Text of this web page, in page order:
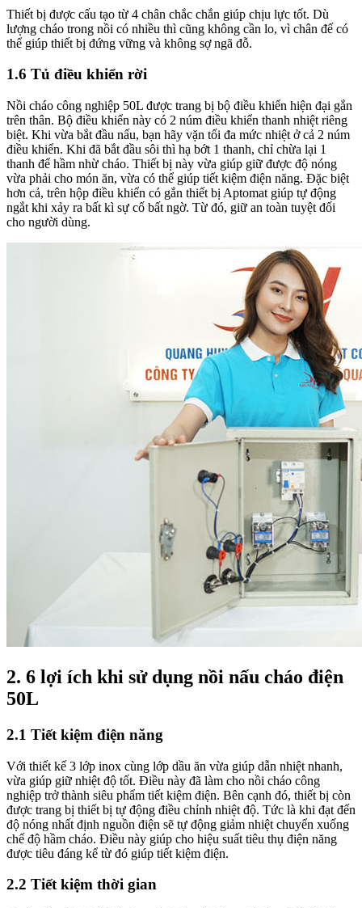
Thiết bị được cấu tạo từ 4 chân chắc chắn giúp chịu lực tốt. Dù
lượng cháo trong nồi có nhiều thì cũng không cần lo, vì chân đế có
thể giúp thiết bị đứng vững và không sợ ngã đỗ.
1.6 Tủ điều khiển rời
Nồi cháo công nghiệp 50L được trang bị bộ điều khiển hiện đại gắn
trên thân. Bộ điều khiển này có 2 núm điều khiển thanh nhiệt riêng
biệt. Khi vừa bắt đầu nấu, bạn hãy vặn tối đa mức nhiệt ở cả 2 núm
điều khiển. Khi đã bắt đầu sôi thì hạ bớt 1 thanh, chỉ chừa lại 1
thanh để hầm nhừ cháo. Thiết bị này vừa giúp giữ được độ nóng
vừa phải cho món ăn, vừa có thể giúp tiết kiệm điện năng. Đặc biệt
hơn cả, trên hộp điều khiển có gắn thiết bị Aptomat giúp tự động
ngắt khi xảy ra bất kì sự cố bất ngờ. Từ đó, giữ an toàn tuyệt đối
cho người dùng.
2. 6 lợi ích khi sử dụng nồi nấu cháo điện
50L
2.1 Tiết kiệm điện năng
Với thiết kế 3 lớp inox cùng lớp dầu ăn vừa giúp dẫn nhiệt nhanh,
vừa giúp giữ nhiệt độ tốt. Điều này đã làm cho nồi cháo công
nghiệp trở thành siêu phẩm tiết kiệm điện. Bên cạnh đó, thiết bị còn
được trang bị thiết bị tự động điều chỉnh nhiệt độ. Tức là khi đạt đến
độ nóng nhất định nguồn điện sẽ tự động giảm nhiệt chuyển xuống
chế độ hầm cháo. Điều này giúp cho hiệu suất tiêu thụ điện năng
được tiêu đáng kể từ đó giúp tiết kiệm điện.
2.2 Tiết kiệm thời gian